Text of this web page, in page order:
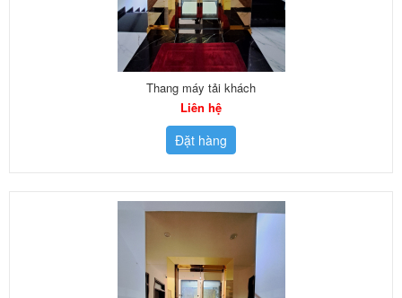
Thang máy tải khách
Liên hệ
Đặt hàng